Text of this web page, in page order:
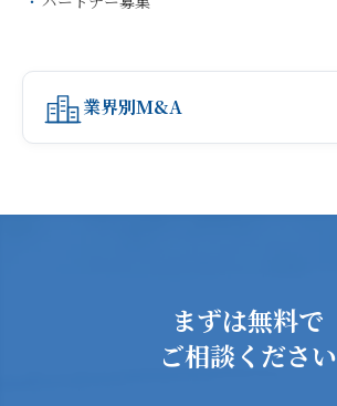
業界別M&A
まずは無料で
ご相談ください